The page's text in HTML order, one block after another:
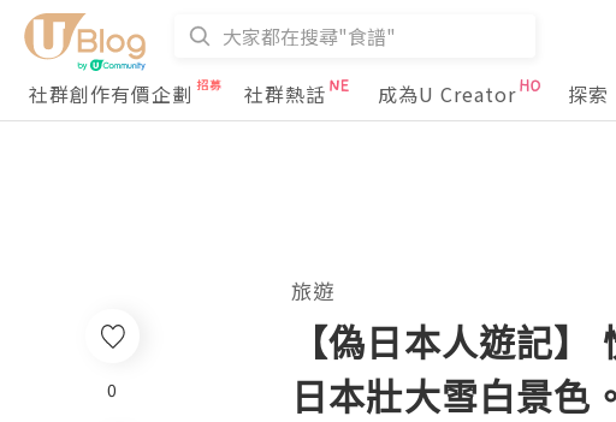
社群創作有價企劃
社群熱話 成為U Creator 探索
0
旅遊
【偽日本人遊記
日本壯大雪白景色。